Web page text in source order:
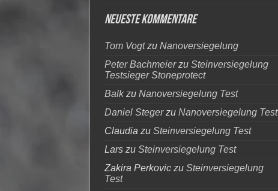
Neueste Kommentare
Tom Vogtzu Nanoversiegelung
Peter Bachmeierzu Steinversiegelung
Testsieger Stoneprotect
Balkzu Nanoversiegelung Test
Daniel Stegerzu Nanoversiegelung Test
Claudia zu Steinversiegelung Test
Larszu Steinversiegelung Test
Zakira Perkoviczu Steinversiegelung
Test